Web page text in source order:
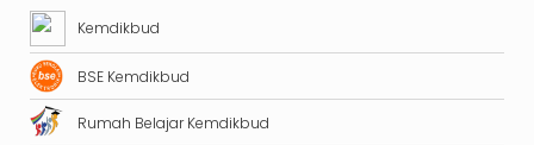
Kemdikbud
BSE Kemdikbud
Rumah Belajar Kemdikbud